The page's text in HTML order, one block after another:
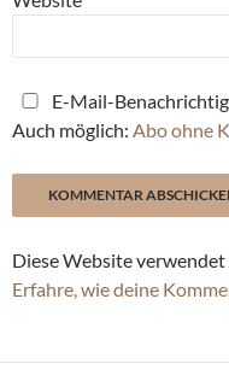
E-Mail-
Auch möglich: Abo ohne
Diese Website
Erfahre, wie deine